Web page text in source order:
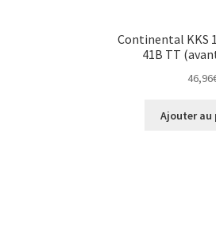
Continental KKS
41B TT
46,96
Ajouter au